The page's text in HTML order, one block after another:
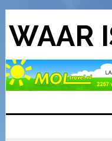
WAAR